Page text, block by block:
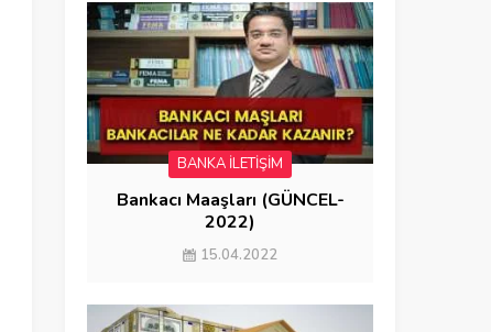
BANKA İLETİŞİM
Bankacı Maaşları (GÜNCEL-
2022)
15.04.2022